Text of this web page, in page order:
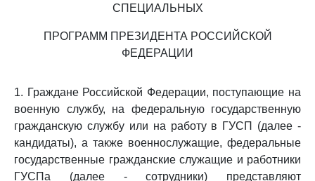
СПЕЦИАЛЬНЫХ
ПРОГРАММ ПРЕЗИДЕНТА РОССИЙСКОЙ
ФЕДЕРАЦИИ
1. Граждане Российской Федерации, поступающие на
военную службу, на федеральную государственную
гражданскую службу или на работу в ГУСП (далее -
кандидаты), а также военнослужащие, федеральные
государственные гражданские служащие и работники
ГУСПа (далее - сотрудники) представляют